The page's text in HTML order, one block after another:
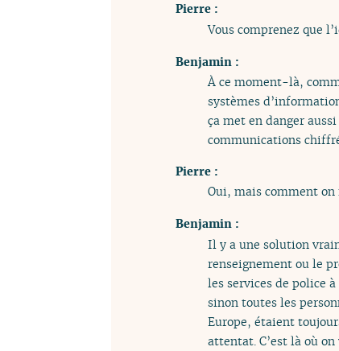
Pierre :
Vous comprenez que
Benjamin :
À ce moment-là,
systèmes
ça met en danger
communications
Pierre :
Oui, mais comment
Benjamin :
Il y a une solution
renseignement ou le
les services de police
sinon toutes les
Europe, étaient
attentat. C’est là où